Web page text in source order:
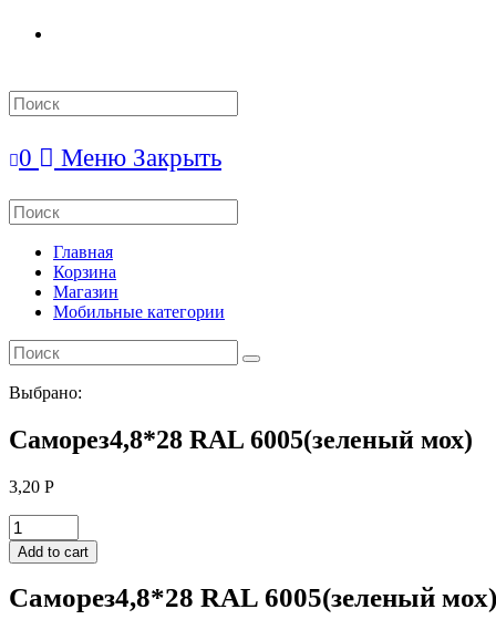
Search
this
0 Меню Закрыть
Search
this
websiteГлавная
Корзина
Магазин
Мобильные категории
Выбрано:
Саморез4,8*28 RAL 6005(зеленый мох)
3,20 Р
Саморез4,8*28
RAL
6005(зеленый
quantity
Add to cart
Саморез4,8*28 RAL 6005(зеленый мох)